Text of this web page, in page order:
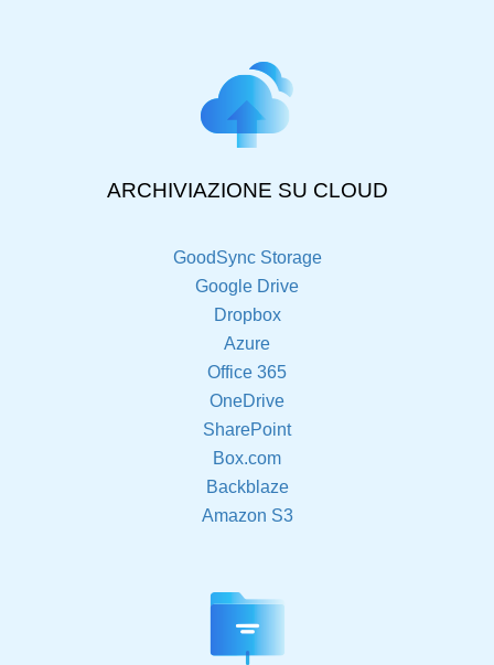
ARCHIVIAZIONE SU CLOUD
GoodSync Storage
Google Drive
Dropbox
Azure
Office 365
OneDrive
SharePoint
Box.com
Backblaze
Amazon S3